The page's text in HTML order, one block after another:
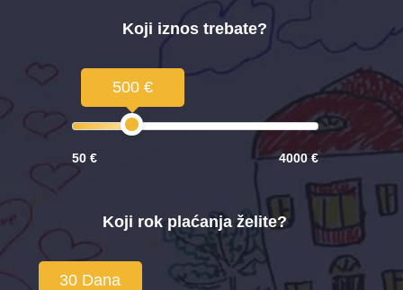
Koji iznos trebate?
500 €
50 € 4000 €
Koji rok plaćanja želite?
30 Dana